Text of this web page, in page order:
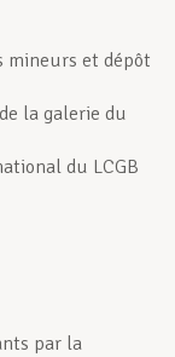
mineurs et dépôt
la galerie du
du LCGB
par la